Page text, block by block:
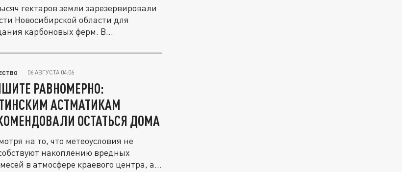
гектаров земли зарезервировали
Новосибирской области для
карбоновых ферм. В...
06 АВГУСТА 04:06
РАВНОМЕРНО:
АСТМАТИКАМ
ОСТАТЬСЯ ДОМА
на то, что метеоусловия не
накоплению вредных
в атмосфере краевого центра, а...